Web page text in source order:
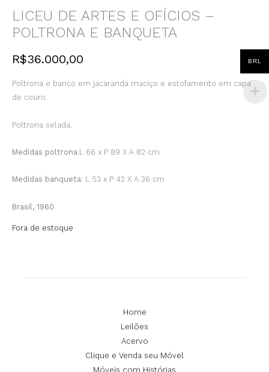
LICEU DE ARTES E OFÍCIOS –
POLTRONA E BANQUETA
R$36.000,00
Poltrona e banco em jacarandá maciço e estofamento em capa
de couro.
Poltrona selada.
Medidas poltrona:L 66 x P 89 X A 82 cm
Medidas banqueta: L 53 x P 42 X A 36 cm
Brasil, 1960
Fora de estoque
Home
Leilões
Acervo
Clique e Venda seu Móvel
Móveis com Histórias
BRL